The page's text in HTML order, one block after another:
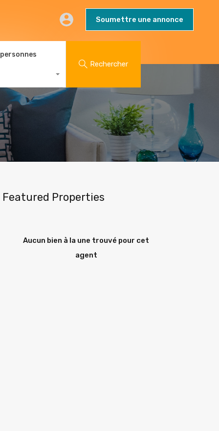
Blog Soumettre une annonce
Soumettre une annonce
Rechercher
Featured Properties
Aucun bien à la une trouvé pour cet
agent